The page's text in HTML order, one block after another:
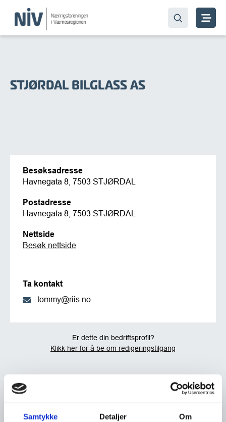
Samtykke Detaljer Om
STJØRDAL BILGLASS AS
Besøksadresse
Havnegata 8, 7503 STJØRDAL
Postadresse
Havnegata 8, 7503 STJØRDAL
Nettside
Besøk nettside
Ta kontakt
tommy@riis.no
Er dette din bedriftsprofil?
Klikk her for å be om redigeringstilgang